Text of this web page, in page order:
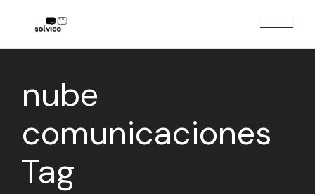
content
nube
comunicaciones
Tag